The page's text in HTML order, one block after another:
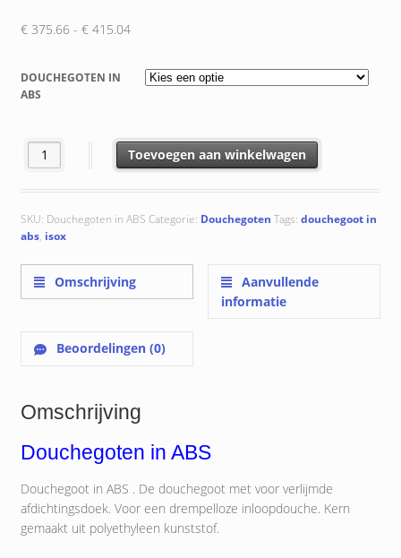
€375.66 - €415.04Prijsklasse:
tot
€ 415.04
DOUCHEGOTEN IN
ABS
Douchegoten in ABS aantalToevoegen aan winkelwagen
SKU: Douchegoten in ABS Categorie: Douchegoten Tags: douchegoot in
abs, isox
Omschrijving
Aanvullende
informatie
Beoordelingen (0)
Omschrijving
Douchegoten in ABS
Douchegoot in ABS . De douchegoot met voor verlijmde
afdichtingsdoek. Voor een drempelloze inloopdouche. Kern
gemaakt uit polyethyleen kunststof.